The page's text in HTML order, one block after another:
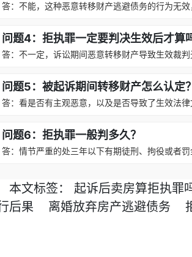
答：不能，这种恶意转移财产逃避债务的行为无效
问题4：拒执罪一定要判决生效后才算
答：不一定，诉讼期间恶意转移财产导致生效裁判
问题5：被起诉期间转移财产怎么认定？
答：看是否有主观恶意，以及是否导致了生效法律
问题6：拒执罪一般判多久？
答：情节严重的处三年以下有期徒刑、拘役或者
本文标签： 起诉后卖房算拒执罪
后果
离婚放弃房产逃避债务